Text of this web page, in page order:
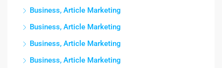
Business, Article Marketing
Business, Article Marketing
Business, Article Marketing
Business, Article Marketing